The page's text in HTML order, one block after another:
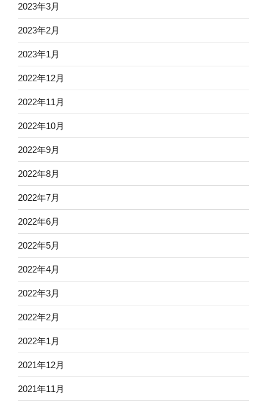
2023年3月
2023年2月
2023年1月
2022年12月
2022年11月
2022年10月
2022年9月
2022年8月
2022年7月
2022年6月
2022年5月
2022年4月
2022年3月
2022年2月
2022年1月
2021年12月
2021年11月